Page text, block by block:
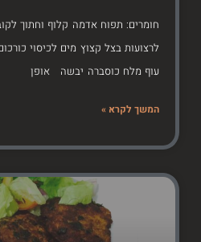
לרצועות בצל קצוץ מים לכיסוי
עוף מלח כוסברה יבשה אופן
המשך לקרא »